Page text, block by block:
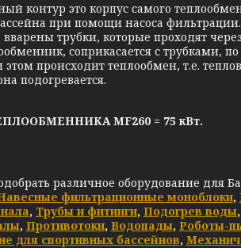
контур это корпус самого
при помощи насоса фильтрации.
трубки, которые проходят
соприкасается с трубками,
происходит теплообмен, т.е.
подогревается.
MF260 = 75 кВт.
различное оборудование для
фильтрационные моноблоки,
, Трубы и фитинги, Подогрев воды,
, Противотоки, Водопады, Роботы-
для спортивных бассейнов,